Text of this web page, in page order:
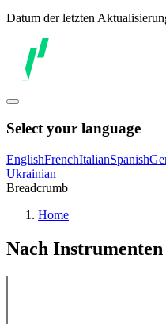
Datum der letzten
Select your language
EnglishFrenchItalianSpanish
Ukrainian
Breadcrumb
Home
Nach Instrumenten